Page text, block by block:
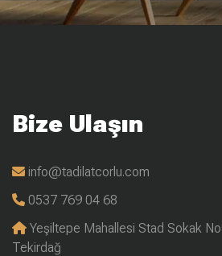
Bize Ulaşın
info@tadilatcorlu.com
0537 769 04 68
Yeşiltepe Mahallesi Stad Sokak
Tekirdağ